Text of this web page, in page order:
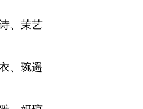
、茉艺
、琬遥